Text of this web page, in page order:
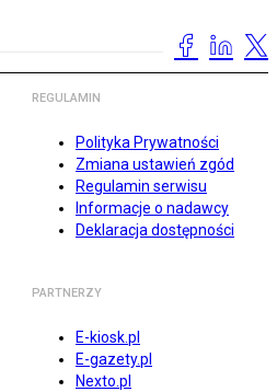
REGULAMIN
Polityka Prywatności
Zmiana ustawień zgód
Regulamin serwisu
Informacje o nadawcy
Deklaracja dostępności
PARTNERZY
E-kiosk.pl
E-gazety.pl
Nexto.pl